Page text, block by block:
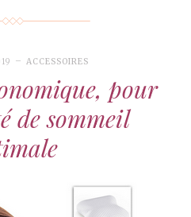
ACCESSOIRES
pour
de sommeil